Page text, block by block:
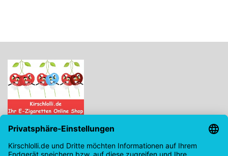
Kirschlolli.de - Ihr E-Zigaretten Online Shop
Kirchplatz 7, 96114 Hirschaid